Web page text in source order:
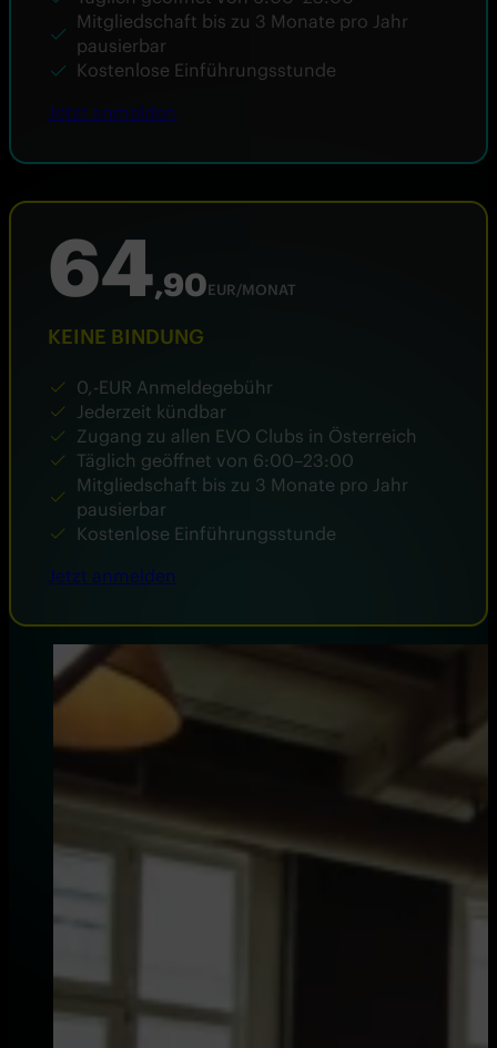
Mitgliedschaft bis zu 3 Monate pro Jahr
pausierbar
Kostenlose Einführungsstunde
Jetzt anmelden
64,90EUR/MONAT
KEINE BINDUNG
0,-EUR Anmeldegebühr
Jederzeit kündbar
Zugang zu allen EVO Clubs in Österreich
Täglich geöffnet von 6:00–23:00
Mitgliedschaft bis zu 3 Monate pro Jahr
pausierbar
Kostenlose Einführungsstunde
Jetzt anmelden